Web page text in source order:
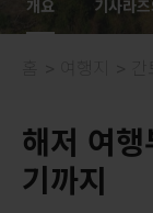
개요 기사라
해저 여
기까지